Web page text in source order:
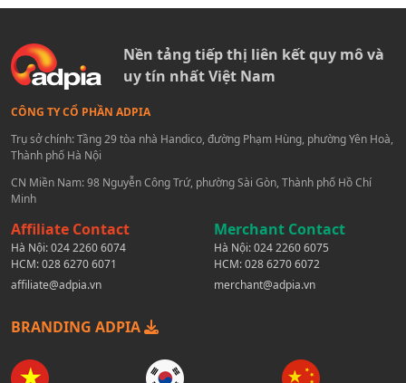
Nền tảng tiếp thị liên kết quy mô và
uy tín nhất Việt Nam
CÔNG TY CỔ PHẦN ADPIA
Trụ sở chính: Tầng 29 tòa nhà Handico, đường Phạm Hùng, phường Yên Hoà,
Thành phố Hà Nội
CN Miền Nam: 98 Nguyễn Công Trứ, phường Sài Gòn, Thành phố Hồ Chí
Minh
Affiliate Contact
Hà Nội:024 2260 6074
HCM:028 6270 6071
affiliate@adpia.vn
Merchant Contact
Hà Nội:024 2260 6075
HCM:028 6270 6072
merchant@adpia.vn
BRANDING ADPIA